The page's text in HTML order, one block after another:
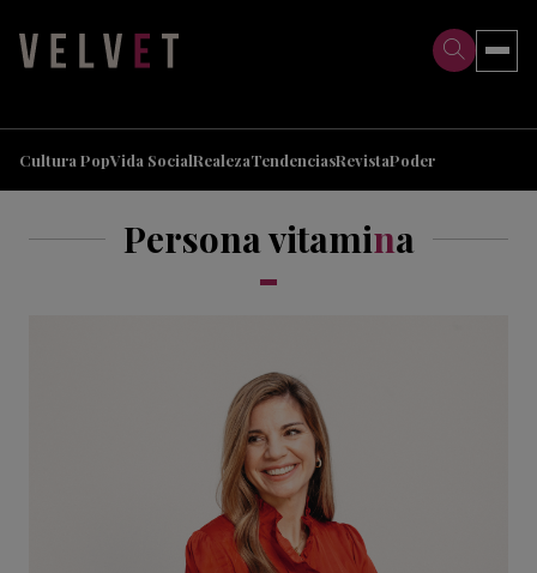
Cultura PopVida SocialRealezaTendenciasRevistaPoder
Persona vitamina